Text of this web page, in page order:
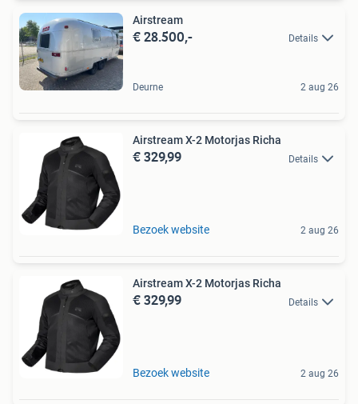
Airstream
€ 28.500,- Details
Deurne 2 aug 26
Airstream X-2 Motorjas Richa
€ 329,99 Details
Bezoek website 2 aug 26
Airstream X-2 Motorjas Richa
€ 329,99 Details
Bezoek website 2 aug 26